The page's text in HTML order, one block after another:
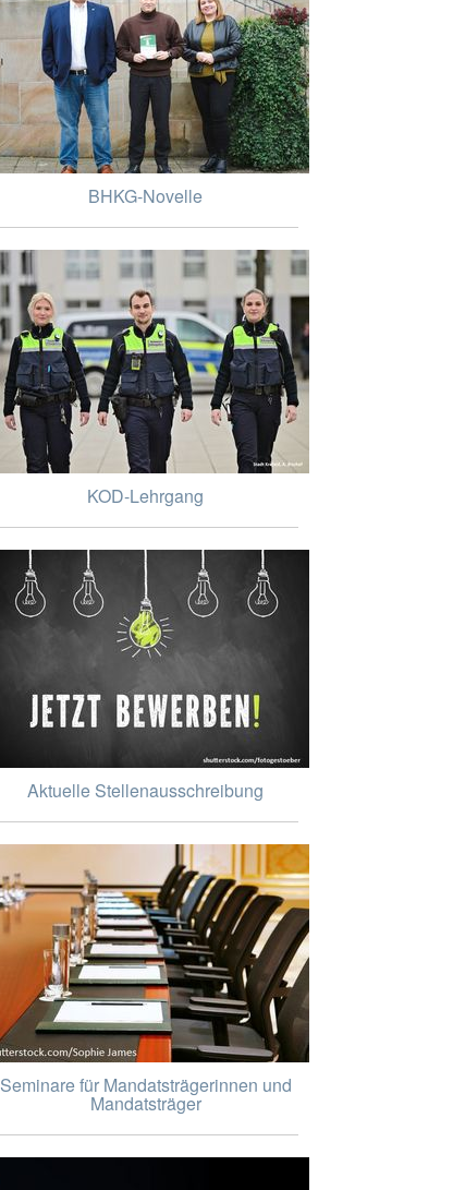
BHKG-Novelle
KOD-Lehrgang
Aktuelle Stellenausschreibung
Seminare für Mandatsträgerinnen und
Mandatsträger